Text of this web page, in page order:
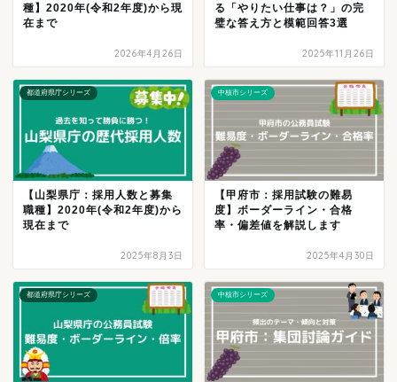
種】2020年(令和2年度)から現
在まで
2026年4月26日
る「やりたい仕事は？」の完
璧な答え方と模範回答3選
2025年11月26日
都道府県庁シリーズ
【山梨県庁：採用人数と募集
職種】2020年(令和2年度)から
現在まで
2025年8月3日
中核市シリーズ
【甲府市：採用試験の難易
度】ボーダーライン・合格
率・偏差値を解説します
2025年4月30日
都道府県庁シリーズ 中核市シリーズ